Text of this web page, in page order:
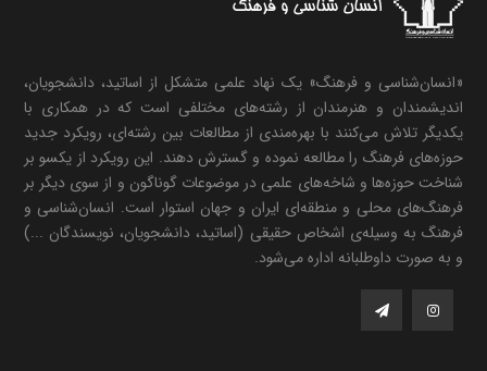
«انسان‌شناسی و فرهنگ» یک نهاد علمی متشکل از اساتید، دانشجویان،
اندیشمندان و هنرمندان از رشته‌های مختلفی است که در همکاری با
یکدیگر تلاش می‌کنند با بهره‌مندی از مطالعات بین رشته‌ای، رویکرد جدید
حوزه‌های فرهنگ را مطالعه نموده و گسترش دهند. این رویکرد از یکسو بر
شناخت حوزه‌ها و شاخه‌های علمی در موضوعات گوناگون و از سوی دیگر بر
فرهنگ‌های محلی و منطقه‌ای ایران و جهان استوار است. انسان‌شناسی و
فرهنگ به وسیله‌ی اشخاص حقیقی (اساتید، دانشجویان، نویسندگان ...)
و به صورت داوطلبانه اداره می‌شود.